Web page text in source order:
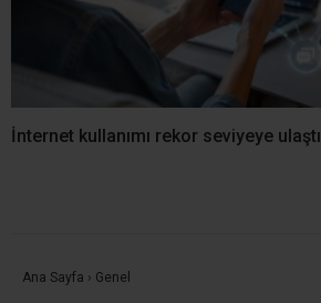
İnternet kullanımı rekor seviyeye ulaştı
Ana Sayfa › Genel